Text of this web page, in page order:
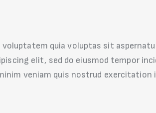
quia voluptas sit
elit, sed do eiusmod tempor
veniam quis nostrud exercitation